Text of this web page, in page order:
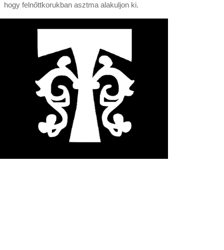
hogy felnőttkorukban asztma alakuljon ki.